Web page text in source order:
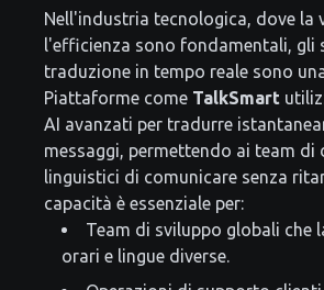
Nell'industria tecnologica, dove la
l'efficienza sono fondamentali, gli
traduzione in tempo reale sono
Piattaforme come TalkSmart
AI avanzati per tradurre
messaggi, permettendo ai team di
linguistici di comunicare senza
capacità è essenziale per:
Team di sviluppo globali che
orari e lingue diverse.